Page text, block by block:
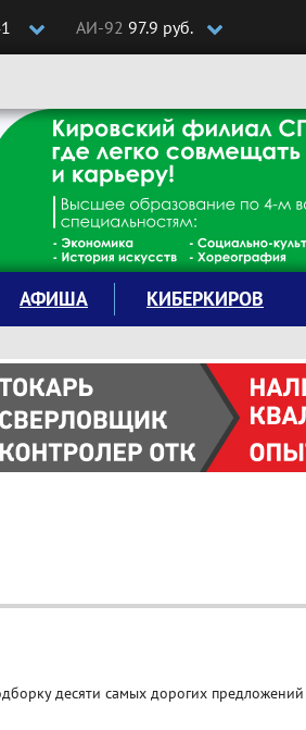
АИ-92 97.9 руб.
АФИША КИБЕРКИРОВ
десяти самых дорогих предложений